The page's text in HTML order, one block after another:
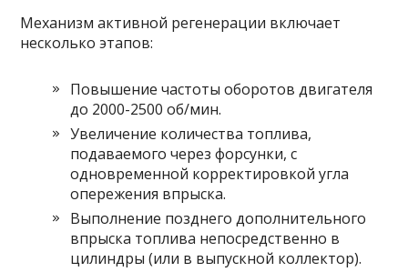
Механизм активной регенерации включает
несколько этапов:
Повышение частоты оборотов двигателя
до 2000-2500 об/мин.
Увеличение количества топлива,
подаваемого через форсунки, с
одновременной корректировкой угла
опережения впрыска.
Выполнение позднего дополнительного
впрыска топлива непосредственно в
цилиндры (или в выпускной коллектор).